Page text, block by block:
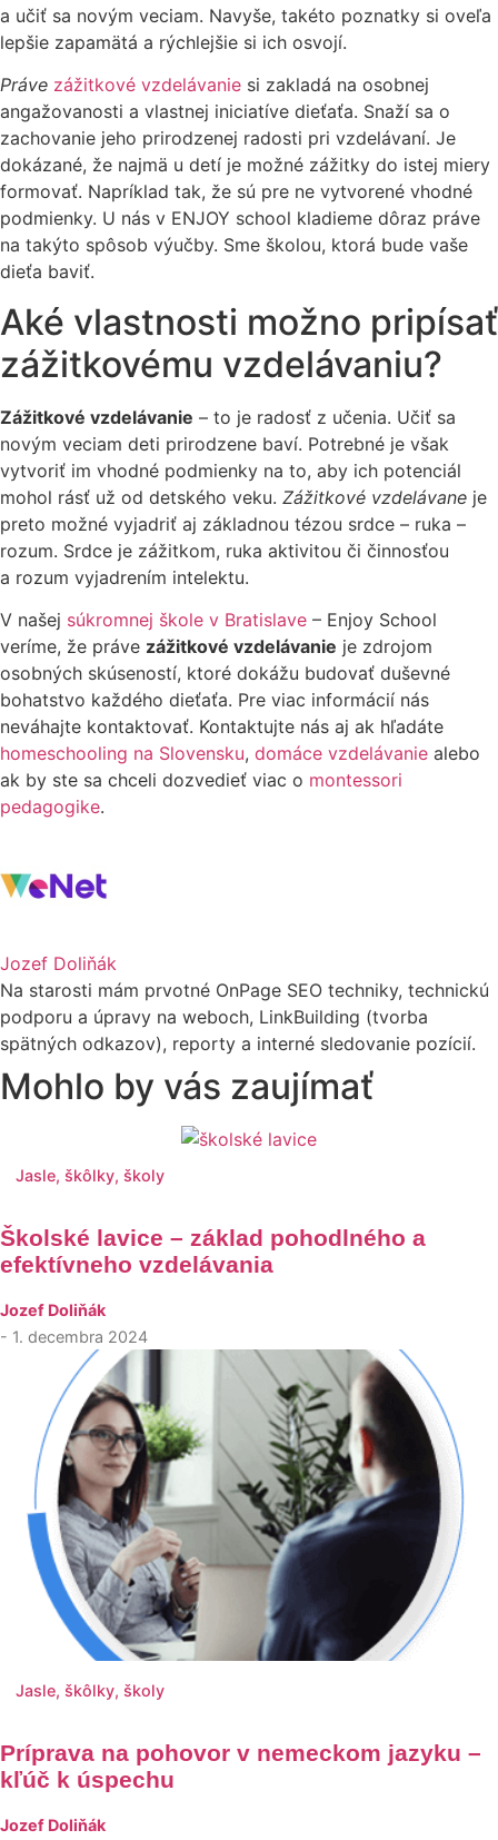
a učiť sa novým veciam. Navyše, takéto poznatky si oveľa
lepšie zapamätá a rýchlejšie si ich osvojí.
Práve zážitkové vzdelávanie si zakladá na osobnej
angažovanosti a vlastnej iniciatíve dieťaťa. Snaží sa o
zachovanie jeho prirodzenej radosti pri vzdelávaní. Je
dokázané, že najmä u detí je možné zážitky do istej miery
formovať. Napríklad tak, že sú pre ne vytvorené vhodné
podmienky. U nás v ENJOY school kladieme dôraz práve
na takýto spôsob výučby. Sme školou, ktorá bude vaše
dieťa baviť.
Aké vlastnosti možno pripísať
zážitkovému vzdelávaniu?
Zážitkové vzdelávanie – to je radosť z učenia. Učiť sa
novým veciam deti prirodzene baví. Potrebné je však
vytvoriť im vhodné podmienky na to, aby ich potenciál
mohol rásť už od detského veku. Zážitkové vzdelávane je
preto možné vyjadriť aj základnou tézou srdce – ruka –
rozum. Srdce je zážitkom, ruka aktivitou či činnosťou
a rozum vyjadrením intelektu.
V našej súkromnej škole v Bratislave – Enjoy School
veríme, že práve zážitkové vzdelávanie je zdrojom
osobných skúseností, ktoré dokážu budovať duševné
bohatstvo každého dieťaťa. Pre viac informácií nás
neváhajte kontaktovať. Kontaktujte nás aj ak hľadáte
homeschooling na Slovensku, domáce vzdelávanie alebo
ak by ste sa chceli dozvedieť viac o montessori
pedagogike.
Jozef Doliňák
Na starosti mám prvotné OnPage SEO techniky, technickú
podporu a úpravy na weboch, LinkBuilding (tvorba
spätných odkazov), reporty a interné sledovanie pozícií.
Mohlo by vás zaujímať
Jasle, škôlky, školy
Školské lavice – základ pohodlného a
efektívneho vzdelávania
Jozef Doliňák
- 1. decembra 2024
Jasle, škôlky, školy
Príprava na pohovor v nemeckom jazyku –
kľúč k úspechu
Jozef Doliňák